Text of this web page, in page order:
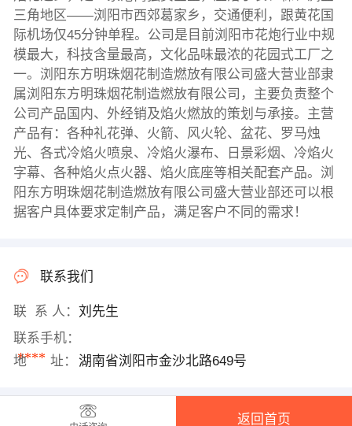
三角地区——浏阳市西郊葛家乡，交通便利，跟黄花国
际机场仅45分钟单程。公司是目前浏阳市花炮行业中规
模最大，科技含量最高，文化品味最浓的花园式工厂之
一。浏阳东方明珠烟花制造燃放有限公司盛大营业部隶
属浏阳东方明珠烟花制造燃放有限公司，主要负责整个
公司产品国内、外经销及焰火燃放的策划与承接。主营
产品有：各种礼花弹、火箭、风火轮、盆花、罗马烛
光、各式冷焰火喷泉、冷焰火瀑布、日景彩烟、冷焰火
字幕、各种焰火点火器、焰火底座等相关配套产品。浏
阳东方明珠烟花制造燃放有限公司盛大营业部还可以根
据客户具体要求定制产品，满足客户不同的需求！
联系我们
联 系 人： 刘先生
联系手机：
****
地 址： 湖南省浏阳市金沙北路649号
返回首页